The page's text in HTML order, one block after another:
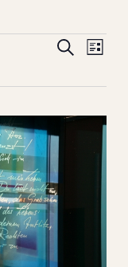
Suche
und
Suche
Liste